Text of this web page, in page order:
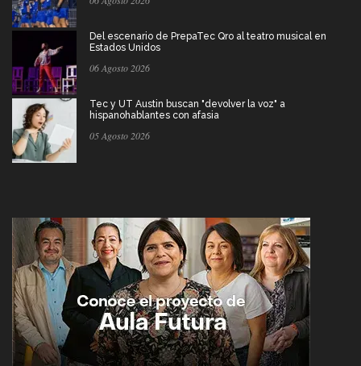
Del escenario de PrepaTec Qro al teatro musical en
Estados Unidos
06 Agosto 2026
Tec y UT Austin buscan "devolver la voz" a
hispanohablantes con afasia
05 Agosto 2026